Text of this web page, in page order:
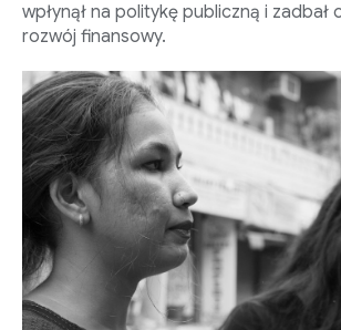
wpłynął na politykę publiczną i
rozwój finansowy.